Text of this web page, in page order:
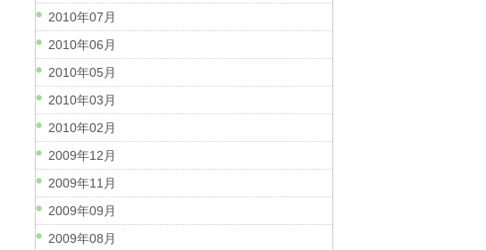
2010年07月
2010年06月
2010年05月
2010年03月
2010年02月
2009年12月
2009年11月
2009年09月
2009年08月